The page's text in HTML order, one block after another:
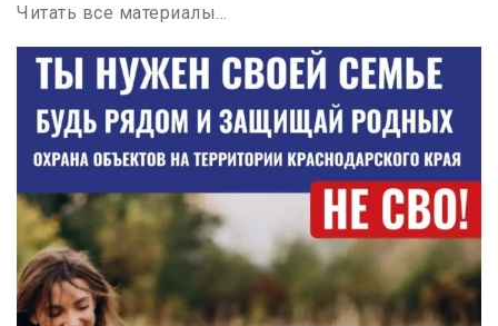
Читать все материалы…